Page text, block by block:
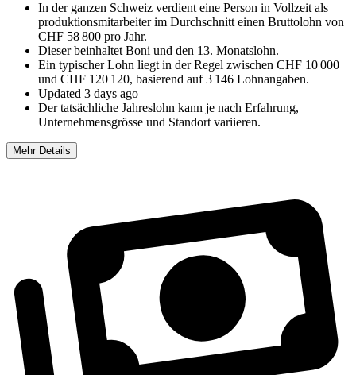
In der ganzen Schweiz verdient eine Person in Vollzeit als
produktionsmitarbeiter im Durchschnitt einen Bruttolohn von
CHF 58 800 pro Jahr.
Dieser beinhaltet Boni und den 13. Monatslohn.
Ein typischer Lohn liegt in der Regel zwischen CHF 10 000
und CHF 120 120, basierend auf3 146 Lohnangaben.
Updated 3 days ago
Der tatsächliche Jahreslohn kann je nach Erfahrung,
Unternehmensgrösse und Standort variieren.
Mehr Details